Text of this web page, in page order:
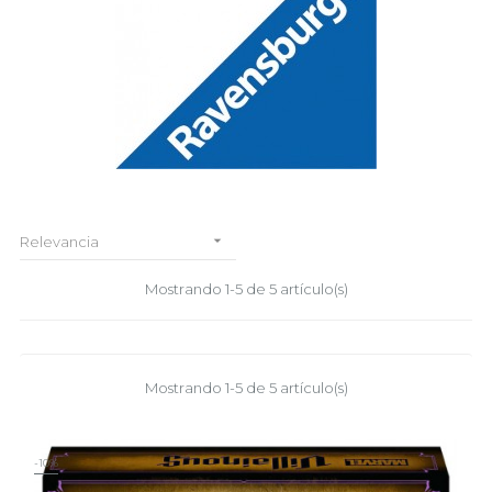
Relevancia 
Mostrando 1-5 de 5 artículo(s)
Mostrando 1-5 de 5 artículo(s)
-10%